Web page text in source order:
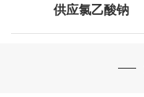
供应氯乙酸钠